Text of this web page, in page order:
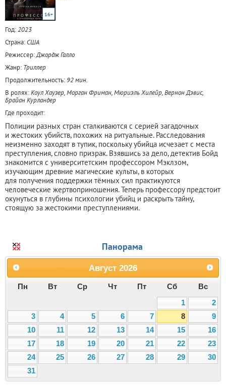
16+
Год:2023
Страна: США
Режиссер:Джордж Галло
Жанр: Триллер
Продолжительность: 92 мин.
В ролях:Коул Хаузер, Морган Фриман, Мюриэль Хилейр, Вернон Дэвис,
Брайан Курландер
Где проходит:
Полиции разных стран сталкиваются с серией загадочных
и жестоких убийств, похожих на ритуальные. Расследования
неизменно заходят в тупик, поскольку убийца исчезает с места
преступления, словно призрак. Взявшись за дело, детектив Бойд
знакомится с университетским профессором Мэклзом,
изучающим древние магические культы, в которых
для получения поддержки тёмных сил практикуются
человеческие жертвоприношения. Теперь профессору предстоит
окунуться в глубины психологии убийц и раскрыть тайну,
стоящую за жестокими преступлениями.
Панорама
Август 2026
Пн Вт Ср Чт Пт Сб
Вс
1
2
3
4 5 6 7 8
9
10
11 12 13 14 15
16
17
18 19 20 21 22
23
24
25 26 27 28 29
30
31